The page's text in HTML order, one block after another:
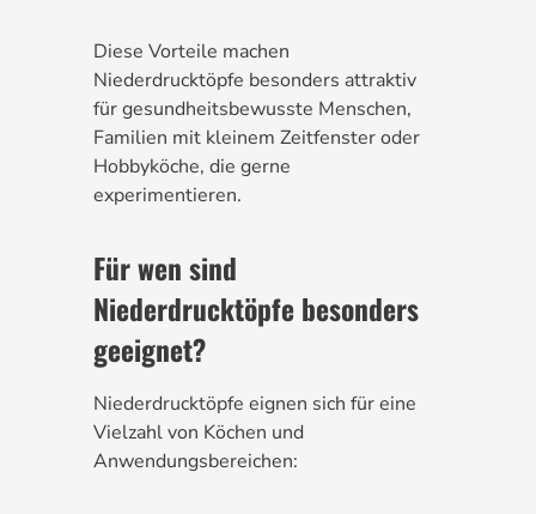
Diese Vorteile machen
Niederdrucktöpfe besonders attraktiv
für gesundheitsbewusste Menschen,
Familien mit kleinem Zeitfenster oder
Hobbyköche, die gerne
experimentieren.
Für wen sind
Niederdrucktöpfe besonders
geeignet?
Niederdrucktöpfe eignen sich für eine
Vielzahl von Köchen und
Anwendungsbereichen: